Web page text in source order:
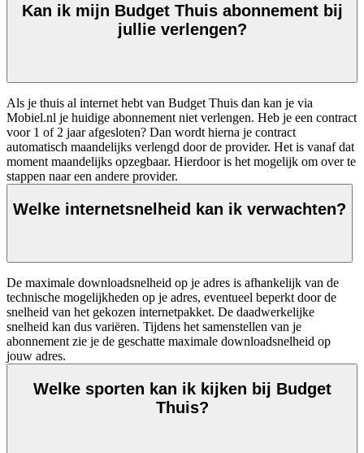
Kan ik mijn Budget Thuis abonnement bij
jullie verlengen?
Als je thuis al internet hebt van Budget Thuis dan kan je via
Mobiel.nl je huidige abonnement niet verlengen. Heb je een contract
voor 1 of 2 jaar afgesloten? Dan wordt hierna je contract
automatisch maandelijks verlengd door de provider. Het is vanaf dat
moment maandelijks opzegbaar. Hierdoor is het mogelijk om over te
stappen naar een andere provider.
Welke internetsnelheid kan ik verwachten?
De maximale downloadsnelheid op je adres is afhankelijk van de
technische mogelijkheden op je adres, eventueel beperkt door de
snelheid van het gekozen internetpakket. De daadwerkelijke
snelheid kan dus variëren. Tijdens het samenstellen van je
abonnement zie je de geschatte maximale downloadsnelheid op
jouw adres.
Welke sporten kan ik kijken bij Budget
Thuis?